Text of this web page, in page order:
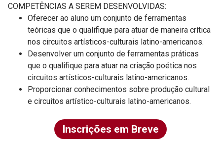
COMPETÊNCIAS A SEREM DESENVOLVIDAS:
Oferecer ao aluno um conjunto de ferramentas
teóricas que o qualifique para atuar de maneira crítica
nos circuitos artísticos-culturais latino-americanos.
Desenvolver um conjunto de ferramentas práticas
que o qualifique para atuar na criação poética nos
circuitos artísticos-culturais latino-americanos.
Proporcionar conhecimentos sobre produção cultural
e circuitos artístico-culturais latino-americanos.
Inscrições em Breve